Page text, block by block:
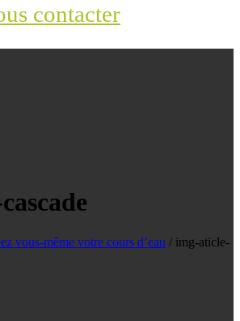
contacter
vous-même votre cours d’eau / img-aticle-